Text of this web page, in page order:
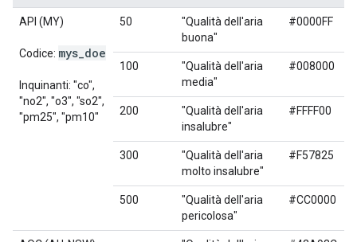
API (MY)
Codice: mys doe
Inquinanti: "co",
"no2", "o3", "so2",
"pm25", "pm10"
50
"Qualità dell'aria
buona"
#0000FF
100
"Qualità dell'aria
media"
#008000
200
"Qualità dell'aria
insalubre"
#FFFF00
300
"Qualità dell'aria
molto insalubre"
#F57825
500
"Qualità dell'aria
pericolosa"
#CC0000